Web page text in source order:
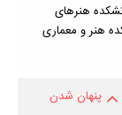
هنرهای
هنر و معماری
پنهان شدن